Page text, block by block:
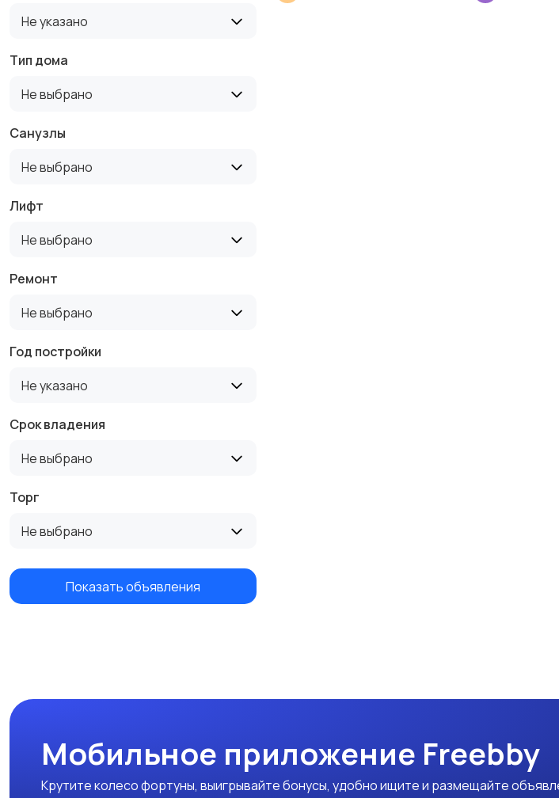
Не указано
Тип дома
Не выбрано
Санузлы
Не выбрано
Лифт
Не выбрано
Ремонт
Не выбрано
Год постройки
Не указано
Срок владения
Не выбрано
Торг
Не выбрано
Показать объявления
Мобильное приложение Freebby
Крутите колесо фортуны, выигрывайте бонусы, удобно ищите и размещайте